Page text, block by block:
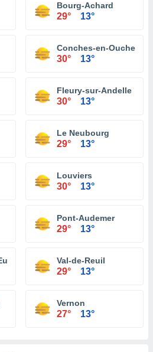
Bourg-Achard
29° 13°
Conches-en-Ouche
30° 13°
Fleury-sur-Andelle
30° 13°
Le Neubourg
29° 13°
Louviers
30° 13°
Pont-Audemer
29° 13°
Val-de-Reuil
29° 13°
Vernon
27° 13°